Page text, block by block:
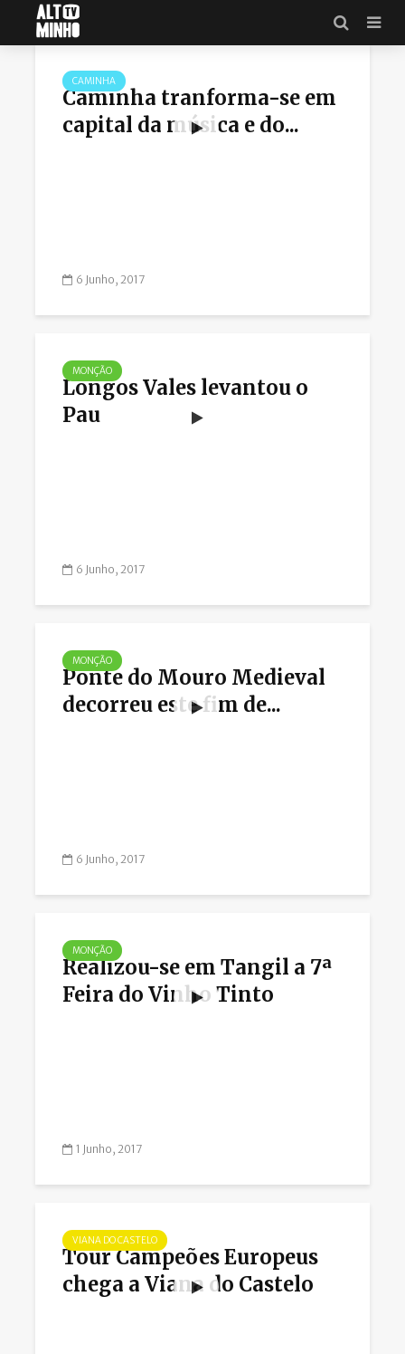
Lazer
CAMINHA
Caminha tranforma-se em
capital da música e do...
6 Junho, 2017
MONÇÃO
Longos Vales levantou o
Pau
6 Junho, 2017
MONÇÃO
Ponte do Mouro Medieval
decorreu este fim de...
6 Junho, 2017
MONÇÃO
Realizou-se em Tangil a 7ª
Feira do Vinho Tinto
1 Junho, 2017
VIANA DO CASTELO
Tour Campeões Europeus
chega a Viana do Castelo